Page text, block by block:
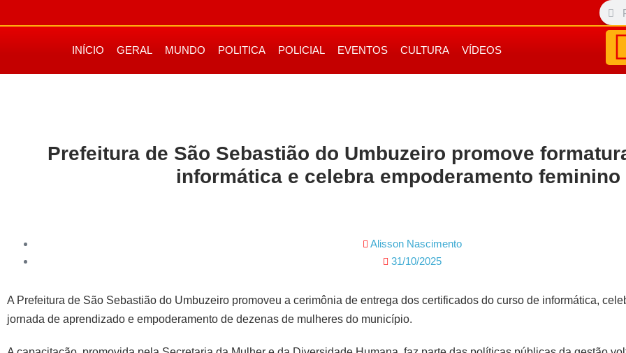
INÍCIO GERAL MUNDO POLITICA POLICIAL EVENTOS CULTURA VÍDEOS
Prefeitura de São Sebastião do Umbuzeiro promove
informática e celebra empoderamento feminino
Alisson Nascimento
31/10/2025
A Prefeitura de São Sebastião do Umbuzeiro promoveu a cerimônia de entrega dos certificados do curso de informática,
jornada de aprendizado e empoderamento de dezenas de mulheres do município.